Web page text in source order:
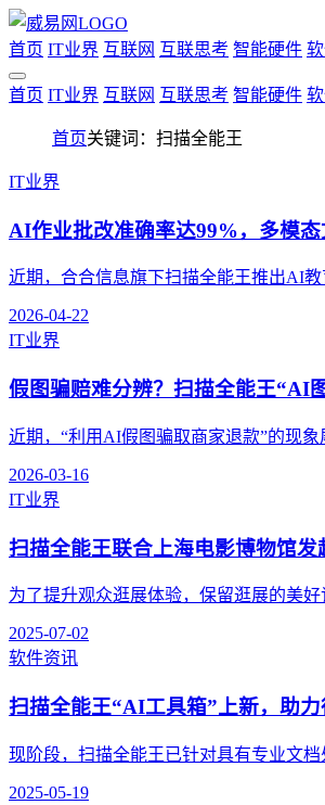
首页 IT业界 互联网 互联思考 智能硬件
首页 IT业界 互联网 互联思考 智能硬件
首页关键词：扫描全能王
IT业界
AI作业批改准确率达99%，多模
近期，合合信息旗下扫描全能王推出AI
2026-04-22
IT业界
假图骗赔难分辨？扫描全能王“AI
近期，“利用AI假图骗取商家退款”的现象
2026-03-16
IT业界
扫描全能王联合上海电影博物馆
为了提升观众逛展体验，保留逛展的美
2025-07-02
软件资讯
扫描全能王“AI工具箱”上新，助
现阶段，扫描全能王已针对具有专业文
2025-05-19